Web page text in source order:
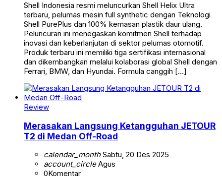
Shell Indonesia resmi meluncurkan Shell Helix Ultra
terbaru, pelumas mesin full synthetic dengan Teknologi
Shell PurePlus dan 100% kemasan plastik daur ulang.
Peluncuran ini menegaskan komitmen Shell terhadap
inovasi dan keberlanjutan di sektor pelumas otomotif.
Produk terbaru ini memiliki tiga sertifikasi internasional
dan dikembangkan melalui kolaborasi global Shell dengan
Ferrari, BMW, dan Hyundai. Formula canggih […]
Review
Merasakan Langsung Ketangguhan JETOUR
T2 di Medan Off-Road
calendar_monthSabtu, 20 Des 2025
account_circleAgus
0Komentar